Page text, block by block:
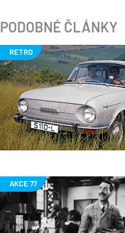
PODOBNÉ ČLÁNKY